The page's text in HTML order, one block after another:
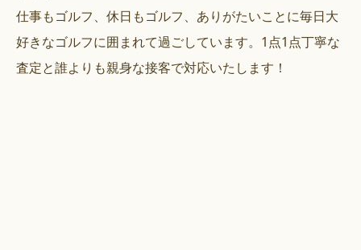
仕事もゴルフ、休日もゴルフ、ありがたいことに毎日大
好きなゴルフに囲まれて過ごしています。1点1点丁寧な
査定と誰よりも親身な接客で対応いたします！